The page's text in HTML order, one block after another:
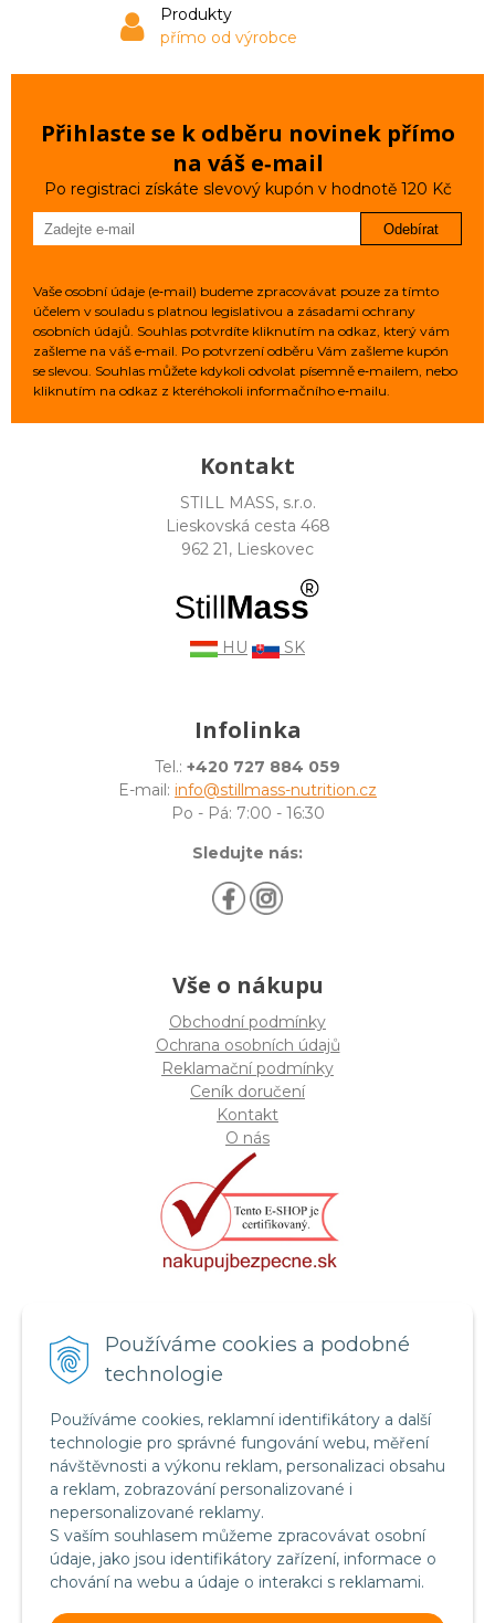
Používáme cookies a podobné
technologie
Používáme cookies, reklamní identifikátory a další
technologie pro správné fungování webu, měření
návštěvnosti a výkonu reklam, personalizaci obsahu
a reklam, zobrazování personalizované i
nepersonalizované reklamy.
S vaším souhlasem můžeme zpracovávat osobní
údaje, jako jsou identifikátory zařízení, informace o
chování na webu a údaje o interakci s reklamami.
Produkty
přímo od výrobce
Přihlaste se k odběru novinek přímo
na váš e‑mail
Po registraci získáte slevový kupón v hodnotě 120 Kč
Odebírat
Vaše osobní údaje (e‑mail) budeme zpracovávat pouze za tímto
účelem v souladu s platnou legislativou a zásadami ochrany
osobních údajů. Souhlas potvrdíte kliknutím na odkaz, který vám
zašleme na váš e‑mail. Po potvrzení odběru Vám zašleme kupón
se slevou. Souhlas můžete kdykoli odvolat písemně e‑mailem, nebo
kliknutím na odkaz z kteréhokoli informačního e‑mailu.
Kontakt
STILL MASS, s.r.o.
Lieskovská cesta 468
962 21, Lieskovec
HU SK
Infolinka
Tel.: +420 727 884 059
E-mail: info@stillmass-nutrition.cz
Po - Pá: 7:00 - 16:30
Sledujte nás:
Vše o nákupu
Obchodní podmínky
Ochrana osobních údajů
Reklamační podmínky
Ceník doručení
Kontakt
O nás
Certifikát systému bezpečnosti
potravin FSSC 22000